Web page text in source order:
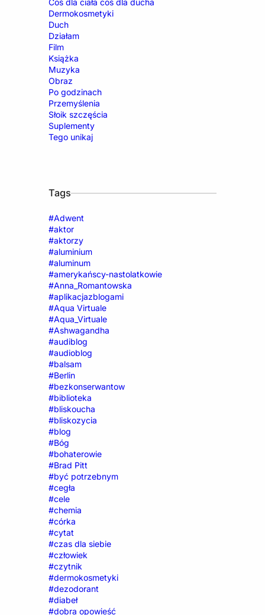
Dermokosmetyki
Duch
Działam
Film
Książka
Muzyka
Obraz
Po godzinach
Przemyślenia
Słoik szczęścia
Suplementy
Tego unikaj
Tags
#Adwent
#aktor
#aktorzy
#aluminium
#aluminum
#amerykańscy-nastolatkowie
#Anna_Romantowska
#aplikacjazblogami
#Aqua Virtuale
#Aqua_Virtuale
#Ashwagandha
#audiblog
#audioblog
#balsam
#Berlin
#bezkonserwantow
#biblioteka
#bliskoucha
#bliskozycia
#blog
#Bóg
#bohaterowie
#Brad Pitt
#być potrzebnym
#cegła
#cele
#chemia
#córka
#cytat
#czas dla siebie
#człowiek
#czytnik
#dermokosmetyki
#dezodorant
#diabeł
#dobra opowieść